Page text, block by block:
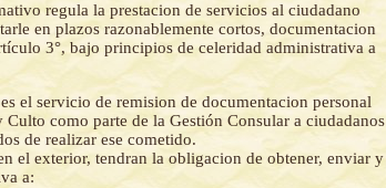
regula la prestacion de servicios al ciudadano
en plazos razonablemente cortos, documentacion
3°, bajo principios de celeridad administrativa a
el servicio de remision de documentacion personal
como parte de la Gestión Consular a ciudadanos
de realizar ese cometido.
el exterior, tendran la obligacion de obtener, enviar y
a: